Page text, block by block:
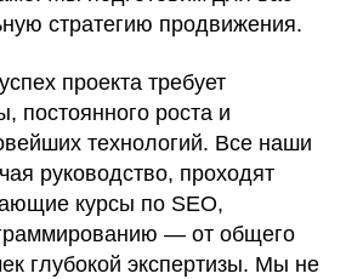
стратегию продвижения.
проекта требует
постоянного роста и
технологий. Все наши
руководство, проходят
курсы по SEO,
— от общего
глубокой экспертизы. Мы не